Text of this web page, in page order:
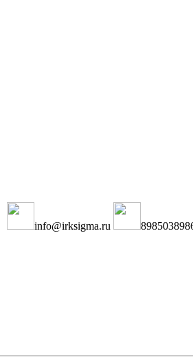
info@irksigma.ru